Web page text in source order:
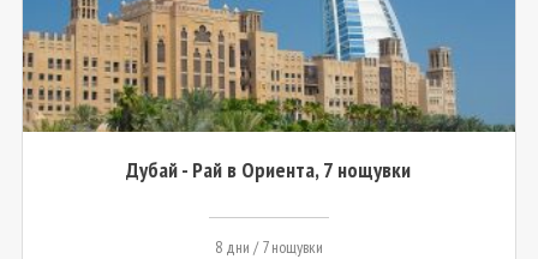
Дубай - Рай в Ориента, 7 нощувки
8 дни / 7 нощувки